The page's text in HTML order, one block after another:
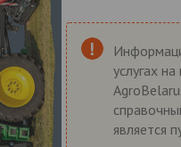
услугах
является